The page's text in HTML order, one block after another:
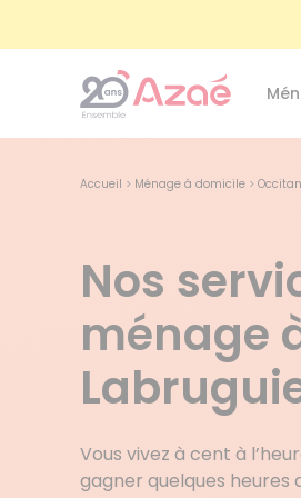
Accueil > Ménage à domicile >
Nos
ménage
Vous vivez à cent à
gagner quelques